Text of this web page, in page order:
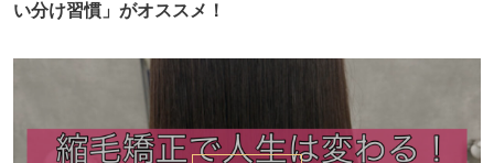
い分け習慣」がオススメ！